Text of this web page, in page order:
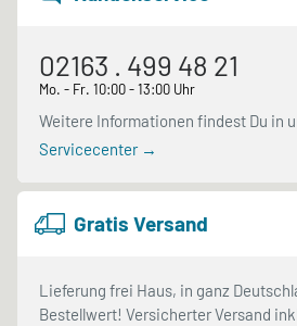
02163 . 499 48 21
Mo. - Fr. 10:00 - 13:00 Uhr
Weitere Informationen findest Du in
Servicecenter →
Gratis Versand
Lieferung frei Haus, in ganz
Bestellwert! Versicherter Versand